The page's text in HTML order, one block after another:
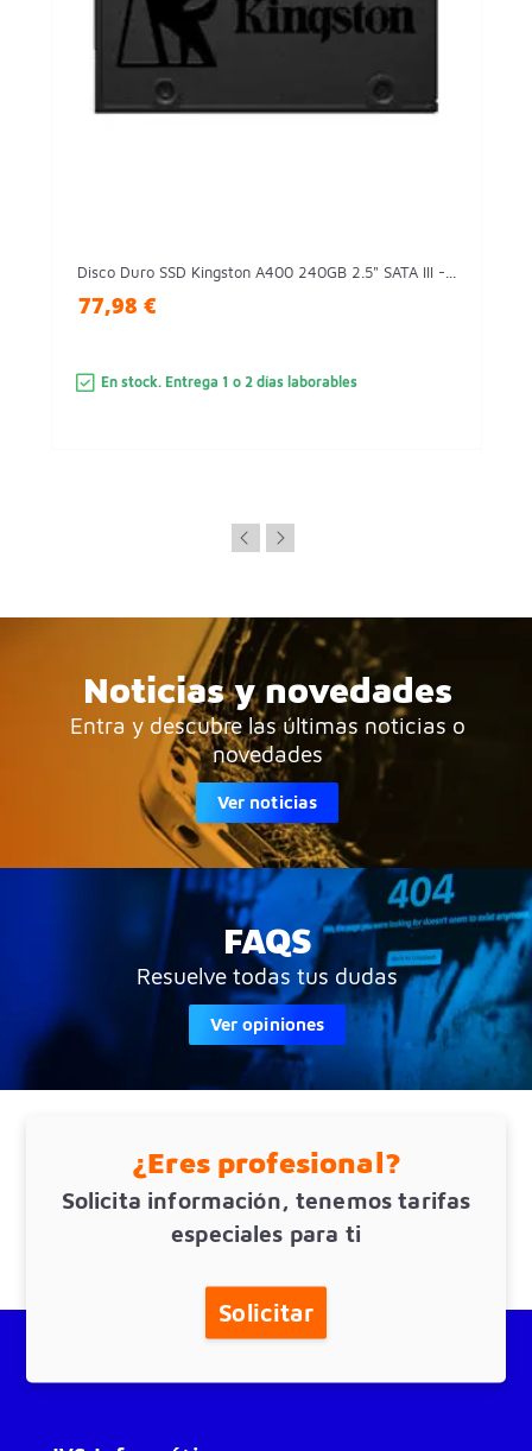
Disco Duro SSD Kingston A400 240GB 2.5" SATA III -...
77,98 €
En stock. Entrega 1 o 2 días laborables
Noticias y novedades
Entra y descubre las últimas noticias o
novedades
Ver noticias
FAQS
Resuelve todas tus dudas
Ver opiniones
¿Eres profesional?
Solicita información, tenemos tarifas
especiales para ti
Solicitar